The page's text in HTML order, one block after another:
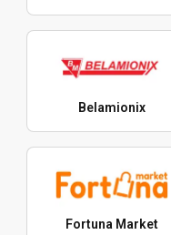
Belamionix
Fortuna Market